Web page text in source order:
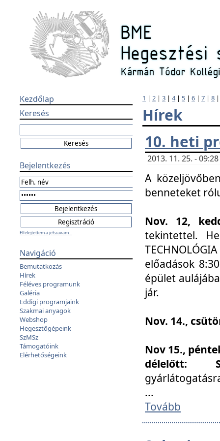
Kezdőlap
Keresés
Bejelentkezés
Elfelejtettem a jelszavam...
Navigáció
Bemutatkozás
Hírek
Féléves programunk
Galéria
Eddigi programjaink
Szakmai anyagok
Webshop
Hegesztőgépeink
SzMSz
Támogatóink
Elérhetőségeink
1 | 2 | 3 | 4| 5 | 6 | 7 | 8
Hírek
10. heti
2013. 11. 25. -
A
benneteket
Nov. 12,
tekintettel.
előadások
épület
jár.
Nov. 14.,
Nov 15.,
délelőtt:
...
Tovább